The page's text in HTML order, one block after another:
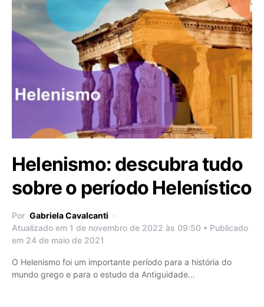
Helenismo: descubra tudo
sobre o período Helenístico
Por Gabriela Cavalcanti
Atualizado em 1 de novembro de 2022 às 09:50 • Publicado
em 24 de maio de 2021
O Helenismo foi um importante período para a história do
mundo grego e para o estudo da Antiguidade…